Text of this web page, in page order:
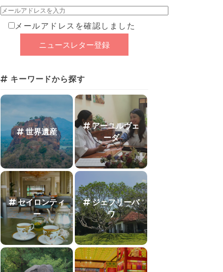
メールアドレスを確認しました
キーワードから探す
世界遺産
アーユルヴェ
ーダ
セイロンティ
ー
ジェフリーバ
ワ